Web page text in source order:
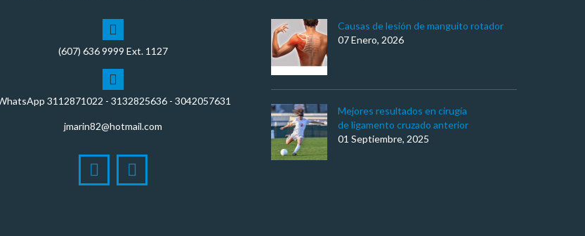
(607) 636 9999 Ext. 1127
3112871022 - 3132825636 - 3042057631
jmarin82@hotmail.com
Causas de lesión de manguito rotador
07 Enero, 2026
Mejores resultados en cirugía
de ligamento cruzado anterior
01 Septiembre, 2025